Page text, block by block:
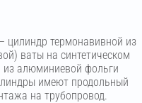
цилиндр термонавивной из
ваты на синтетическом
алюминиевой фольги
имеют продольный
на трубопровод.